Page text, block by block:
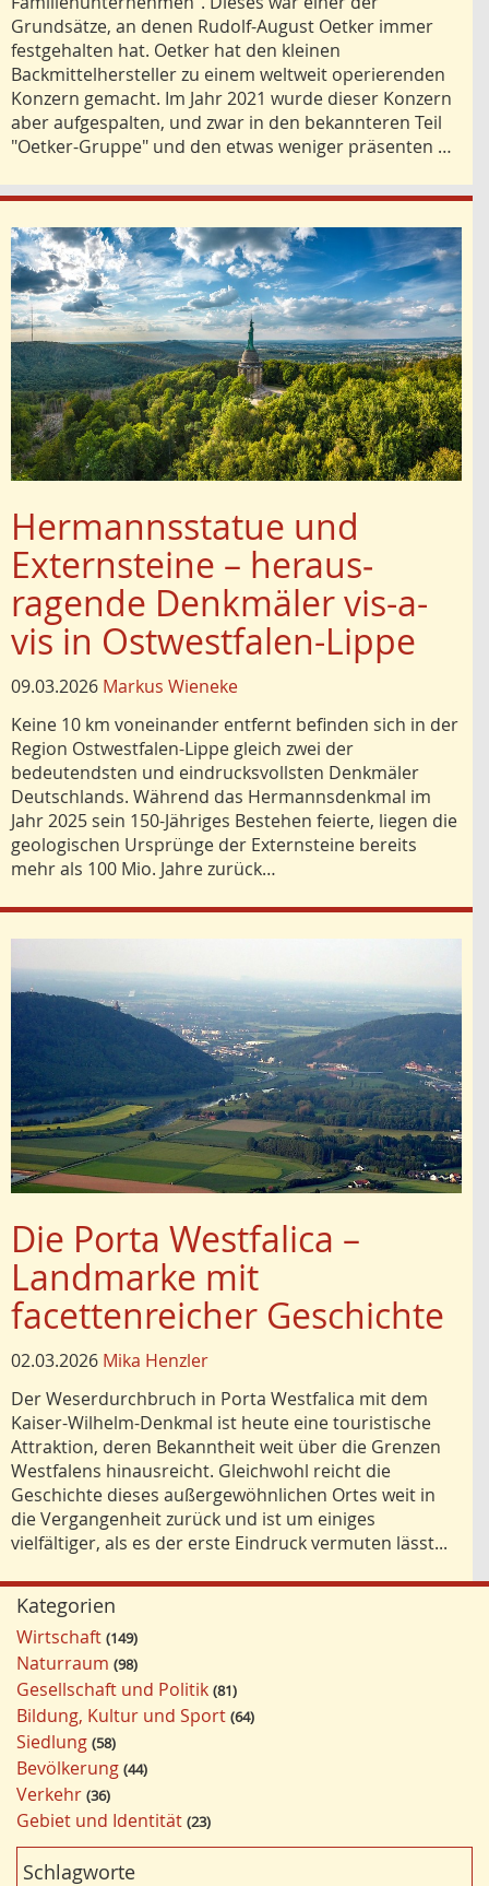
Grundsätze, an denen Rudolf-August Oetker immer
festgehalten hat. Oetker hat den kleinen
Backmittelhersteller zu einem weltweit operierenden
Konzern gemacht. Im Jahr 2021 wurde dieser Konzern
aber aufgespalten, und zwar in den bekannteren Teil
"Oetker-Gruppe" und den etwas weniger präsenten …
Hermannsstatue und
Externsteine – heraus­
ragende Denkmäler vis-a-
vis in Ostwestfalen-Lippe
09.03.2026 Markus Wieneke
Keine 10 km voneinander entfernt befinden sich in der
Region Ostwestfalen-Lippe gleich zwei der
bedeutendsten und eindrucksvollsten Denkmäler
Deutschlands. Während das Hermannsdenkmal im
Jahr 2025 sein 150-Jähriges Bestehen feierte, liegen die
geologischen Ursprünge der Externsteine bereits
mehr als 100 Mio. Jahre zurück…
Die Porta Westfalica –
Landmarke mit
facettenreicher Geschichte
02.03.2026 Mika Henzler
Der Weserdurchbruch in Porta Westfalica mit dem
Kaiser-Wilhelm-Denkmal ist heute eine touristische
Attrak­tion, deren Bekanntheit weit über die Grenzen
Westfalens hinausreicht. Gleichwohl reicht die
Geschichte dieses außergewöhnlichen Ortes weit in
die Vergangenheit zurück und ist um einiges
vielfältiger, als es der erste Eindruck vermuten lässt...
Kategorien
Wirtschaft 149
Naturraum 98
Gesellschaft und Politik 81
Bildung, Kultur und Sport 64
Siedlung 58
Bevölkerung 44
Verkehr 36
Gebiet und Identität 23
Schlagworte